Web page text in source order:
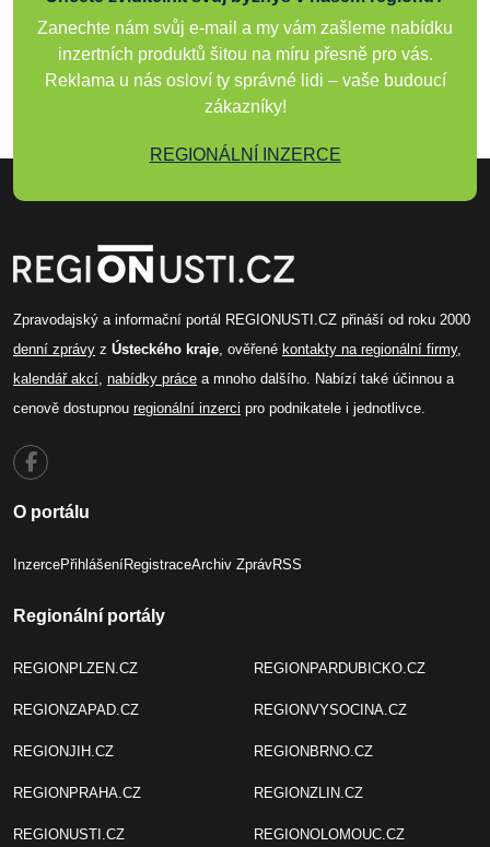
Zanechte nám svůj e-mail a my vám zašleme nabídku
inzertních produktů šitou na míru přesně pro vás.
Reklama u nás osloví ty správné lidi – vaše budoucí
zákazníky!
REGIONÁLNÍ INZERCE
Zpravodajský a informační portál REGIONUSTI.CZ přináší od roku 2000
denní zprávy z Ústeckého kraje, ověřené kontakty na regionální firmy,
kalendář akcí, nabídky práce a mnoho dalšího. Nabízí také účinnou a
cenově dostupnou regionální inzerci pro podnikatele i jednotlivce.
O portálu
InzercePřihlášeníRegistraceArchiv ZprávRSS
Regionální portály
REGIONPLZEN.CZ
REGIONZAPAD.CZ
REGIONJIH.CZ
REGIONPRAHA.CZ
REGIONUSTI.CZ
REGIONPARDUBICKO.CZ
REGIONVYSOCINA.CZ
REGIONBRNO.CZ
REGIONZLIN.CZ
REGIONOLOMOUC.CZ